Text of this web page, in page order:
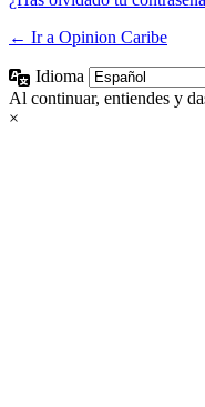
← Ir a Opinion Caribe
Idioma
Al continuar, entiendes y
×